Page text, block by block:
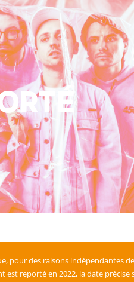
pour des raisons indépendantes
est reporté en 2022, la date